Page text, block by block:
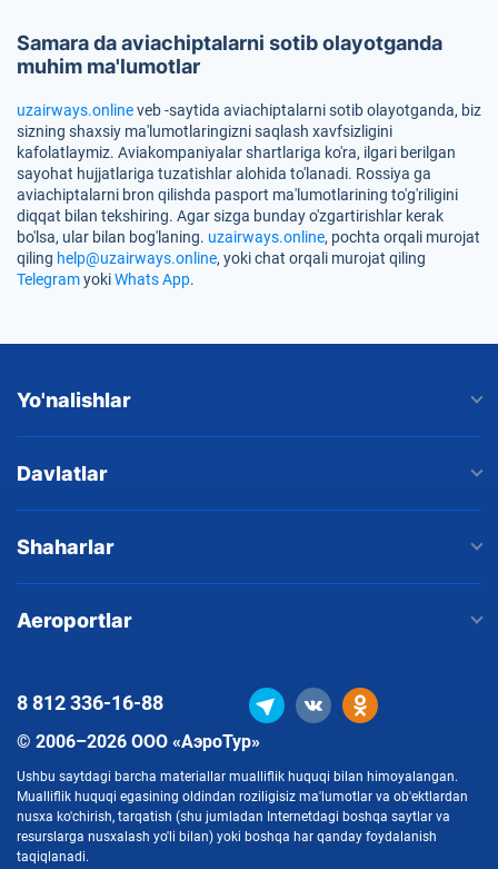
Samara da aviachiptalarni sotib olayotganda
muhim ma'lumotlar
uzairways.onlineveb -saytida aviachiptalarni sotib olayotganda, biz
sizning shaxsiy ma'lumotlaringizni saqlash xavfsizligini
kafolatlaymiz. Aviakompaniyalar shartlariga ko'ra, ilgari berilgan
sayohat hujjatlariga tuzatishlar alohida to'lanadi. Rossiya ga
aviachiptalarni bron qilishda pasport ma'lumotlarining to'g'riligini
diqqat bilan tekshiring. Agar sizga bunday o'zgartirishlar kerak
bo'lsa, ular bilan bog'laning. uzairways.online, pochta orqali murojat
qiling help@uzairways.online, yoki chat orqali murojat qiling
TelegramyokiWhats App.
Yo'nalishlar
Davlatlar
Shaharlar
Aeroportlar
© 2006–2026 ООО «АэроТур»
Ushbu saytdagi barcha materiallar mualliflik huquqi bilan himoyalangan.
Mualliflik huquqi egasining oldindan roziligisiz ma'lumotlar va ob'ektlardan
nusxa ko'chirish, tarqatish (shu jumladan Internetdagi boshqa saytlar va
resurslarga nusxalash yo'li bilan) yoki boshqa har qanday foydalanish
taqiqlanadi.
8 812336-16-88